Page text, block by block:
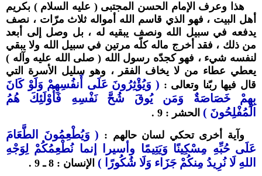
هذا وعرف الإمام الحسن المجتبى ( عليه السلام ) بكريم
أهل البيت ، فهو الذي قاسم الله أمواله ثلاث مرّات ، نصف
يدفعه في سبيل الله ونصف يبقيه له ، بل وصل إلى أبعد
من ذلك ، فقد أخرج ماله كلّه مرتين في سبيل الله ولا يبقي
لنفسه شيء ، فهو كجدّه رسول الله ( صلى الله عليه وآله )
يعطي عطاء من لا يخاف الفقر ، وهو سليل الأسرة التي
قال فيها ربّنا وتعالى : ( وَيُؤْثِرُونَ عَلَى أَنفُسِهِمْ وَلَوْ كَانَ
بِهِمْ خَصَاصَةٌ وَمَن يُوقَ شُحَّ نَفْسِهِ فَأُوْلَئِكَ هُمُ
الْمُفْلِحُونَ ) الحشر : 9 .
وآية أخرى تحكي لسان حالهم : ( وَيُطْعِمُونَ الطَّعَامَ
عَلَى حُبِّهِ مِسْكِينًا وَيَتِيمًا وأسيرا إنما نُطْعِمُكُمْ لِوَجْهِ
اللهِ لَا نُرِيدُ مِنكُمْ جَزَاء وَلَا شُكُورًا ) الإنسان : 8 ـ 9 .